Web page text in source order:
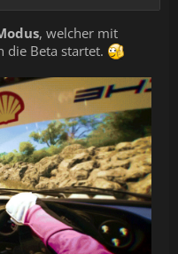
Cloudy - Chase Camera
Cloudy - Cockpit Camera
Clear - Bumper Camera
- Bumper Camera
- Cockpit Camera
, welcher mit
die Beta startet.